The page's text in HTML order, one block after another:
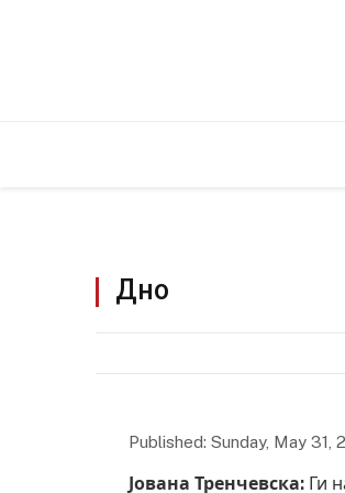
Дно
Published: Sunday, May 31,
Јована Тренчевска: Ги